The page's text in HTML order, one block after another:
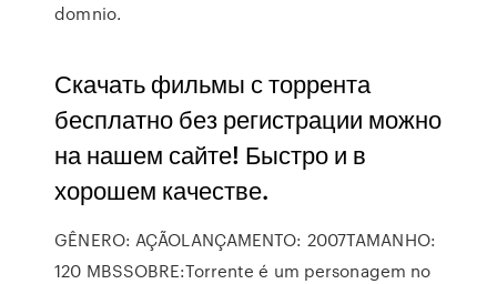
domnio.
Скачать фильмы с торрента
бесплатно без регистрации можно
на нашем сайте! Быстро и в
хорошем качестве.
GÊNERO: AÇÃOLANÇAMENTO: 2007TAMANHO:
120 MBSSOBRE:Torrente é um personagem no